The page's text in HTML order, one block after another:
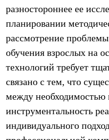
разностороннее ее
планировании
рассмотрение
обучения взрослых на
технологий требует
связано с тем, что
между необходимостью
инструментальность
индивидуального